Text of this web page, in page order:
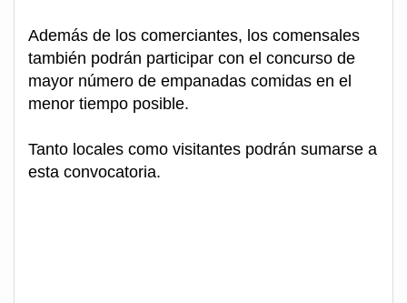
Además de los comerciantes, los comensales
también podrán participar con el concurso de
mayor número de empanadas comidas en el
menor tiempo posible.
Tanto locales como visitantes podrán sumarse a
esta convocatoria.